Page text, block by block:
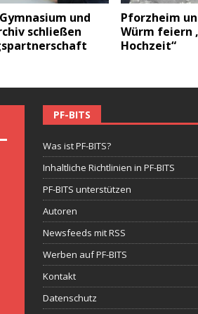
und
schließen
Pforzheim
Würm feiern
Hochzeit“
PF-BITS
Was ist PF-BITS?
Inhaltliche Richtlinien in PF-BITS
PF-BITS unterstützen
Autoren
Newsfeeds mit RSS
Werben auf PF-BITS
Kontakt
Datenschutz